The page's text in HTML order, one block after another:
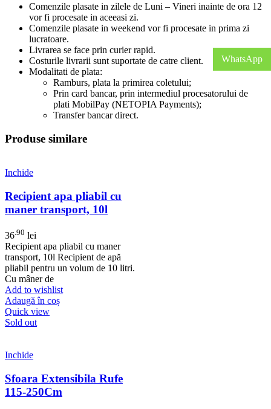
Comenzile plasate in zilele de Luni – Vineri inainte de ora 12
vor fi procesate in aceeasi zi.
Comenzile plasate in weekend vor fi procesate in prima zi
lucratoare.
Livrarea se face prin curier rapid.
Costurile livrarii sunt suportate de catre client.
Modalitati de plata:
Ramburs, plata la primirea coletului;
Prin card bancar, prin intermediul procesatorului de
plati MobilPay (NETOPIA Payments);
Transfer bancar direct.
Produse similare
Inchide
Recipient apa pliabil cu
maner transport, 10l
36 .90 lei
Recipient apa pliabil cu maner
transport, 10l Recipient de apă
pliabil pentru un volum de 10 litri.
Cu mâner de
Add to wishlist
Adaugă în coș
Quick view
Sold out
Inchide
Sfoara Extensibila Rufe
115-250Cm
WhatsApp